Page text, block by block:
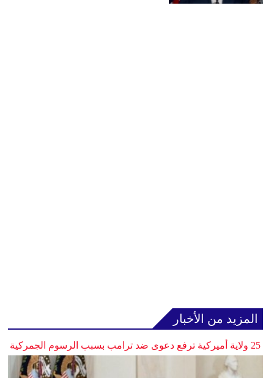
المزيد من الأخبار
25 ولاية أميركية ترفع دعوى ضد ترامب بسبب الرسوم الجمركية